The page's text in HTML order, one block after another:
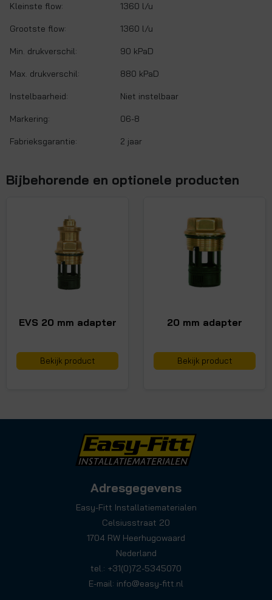
Kleinste flow: 1360 l/u
Grootste flow: 1360 l/u
Min. drukverschil: 90 kPaD
Max. drukverschil: 880 kPaD
Instelbaarheid: Niet instelbaar
Markering: 06-8
Fabrieksgarantie: 2 jaar
Bijbehorende en optionele producten
EVS 20 mm adapter
Bekijk product
20 mm adapter
Bekijk product
Adresgegevens
Easy-Fitt Installatiematerialen
Celsiusstraat 20
1704 RW Heerhugowaard
Nederland
tel.: +31(0)72-5345070
E-mail: info@easy-fitt.nl